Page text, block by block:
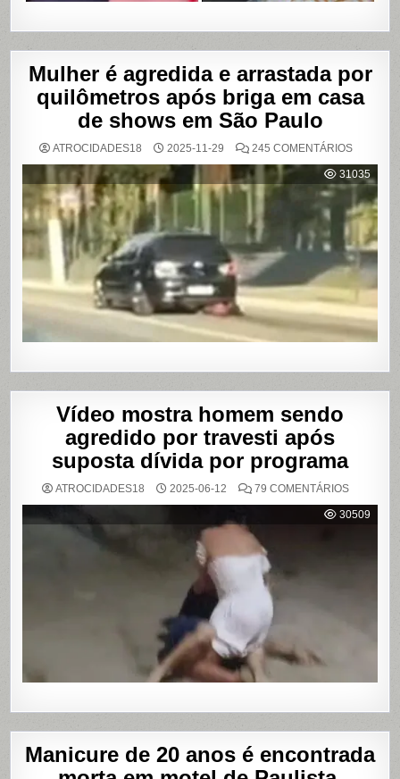
Mulher é agredida e arrastada por
quilômetros após briga em casa
de shows em São Paulo
ATROCIDADES18 2025-11-29 245 COMENTÁRIOSEM
É
E
POR
APÓS
BRIGA
EM
CASA
SHOWS
SÃO
PAULO
31035
Vídeo mostra homem sendo
agredido por travesti após
suposta dívida por programa
ATROCIDADES18 2025-06-12 79 COMENTÁRIOSEM
MOSTRA
HOMEM
30509
Manicure de 20 anos é encontrada